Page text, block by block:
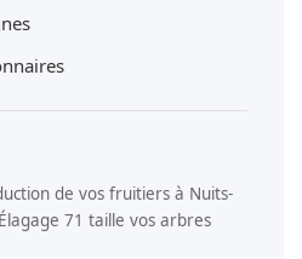
de vos fruitiers à Nuits-
71 taille vos arbres